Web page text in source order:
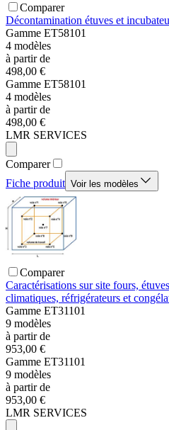
Comparer
Décontamination étuves et
Gamme ET58101
4 modèles
à partir de
498,00 €
Gamme ET58101
4 modèles
à partir de
498,00 €
LMR SERVICES
Comparer
Fiche produit Voir les modèles
Comparer
Caractérisations sur site fours,
climatiques, réfrigérateurs et
Gamme ET31101
9 modèles
à partir de
953,00 €
Gamme ET31101
9 modèles
à partir de
953,00 €
LMR SERVICES